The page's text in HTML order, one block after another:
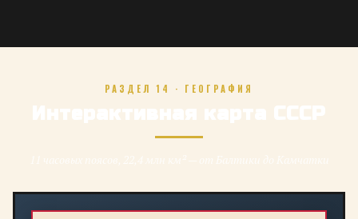
РАЗДЕЛ 14 · ГЕОГРАФИЯ
Интерактивная карта СССР